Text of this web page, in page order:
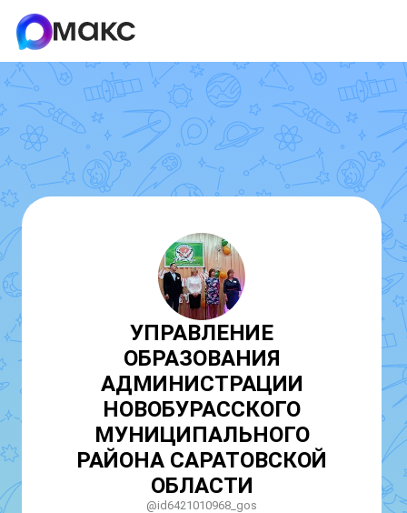
УПРАВЛЕНИЕ
ОБРАЗОВАНИЯ
АДМИНИСТРАЦИИ
НОВОБУРАССКОГО
МУНИЦИПАЛЬНОГО
РАЙОНА САРАТОВСКОЙ
ОБЛАСТИ
@id6421010968_gos